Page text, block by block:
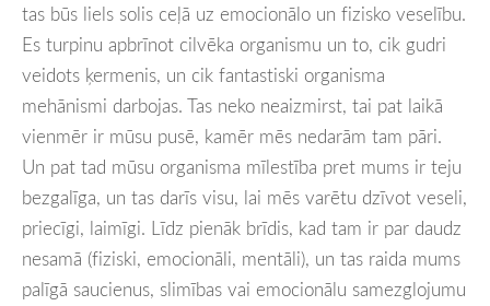
tas būs liels solis ceļā uz emocionālo un fizisko veselību.
Es turpinu apbrīnot cilvēka organismu un to, cik gudri
veidots ķermenis, un cik fantastiski organisma
mehānismi darbojas. Tas neko neaizmirst, tai pat laikā
vienmēr ir mūsu pusē, kamēr mēs nedarām tam pāri.
Un pat tad mūsu organisma mīlestība pret mums ir teju
bezgalīga, un tas darīs visu, lai mēs varētu dzīvot veseli,
priecīgi, laimīgi. Līdz pienāk brīdis, kad tam ir par daudz
nesamā (fiziski, emocionāli, mentāli), un tas raida mums
palīgā saucienus, slimības vai emocionālu samezglojumu